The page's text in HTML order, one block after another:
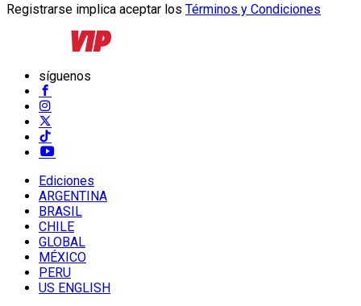
Registrarse implica aceptar los Términos y Condiciones
síguenos
Ediciones
ARGENTINA
BRASIL
CHILE
GLOBAL
MÉXICO
PERU
US ENGLISH